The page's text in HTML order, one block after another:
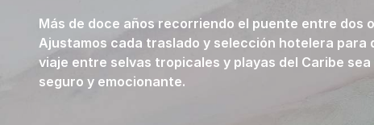
Más de doce años recorriendo el puente entre dos
Ajustamos cada traslado y selección hotelera para
viaje entre selvas tropicales y playas del Caribe
seguro y emocionante.